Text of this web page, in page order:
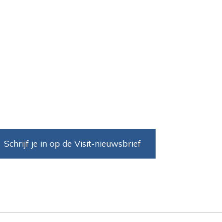
Schrijf je in op de Visit-nieuwsbrief